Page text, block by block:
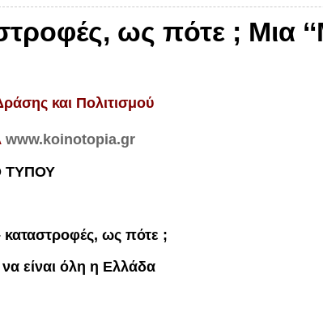
ως πότε ; Μια
και Πολιτισμού
www.koinotopia.gr
ΤΥΠΟΥ
ως πότε ;
να είναι όλη η Ελλάδα